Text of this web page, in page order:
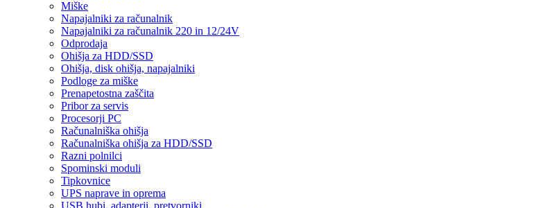
Miške
Napajalniki za računalnik
Napajalniki za računalnik 220 in 12/24V
Odprodaja
Ohišja za HDD/SSD
Ohišja, disk ohišja, napajalniki
Podloge za miške
Prenapetostna zaščita
Pribor za servis
Procesorji PC
Računalniška ohišja
Računalniška ohišja za HDD/SSD
Razni polnilci
Spominski moduli
Tipkovnice
UPS naprave in oprema
USB hubi, adapterji, pretvorniki